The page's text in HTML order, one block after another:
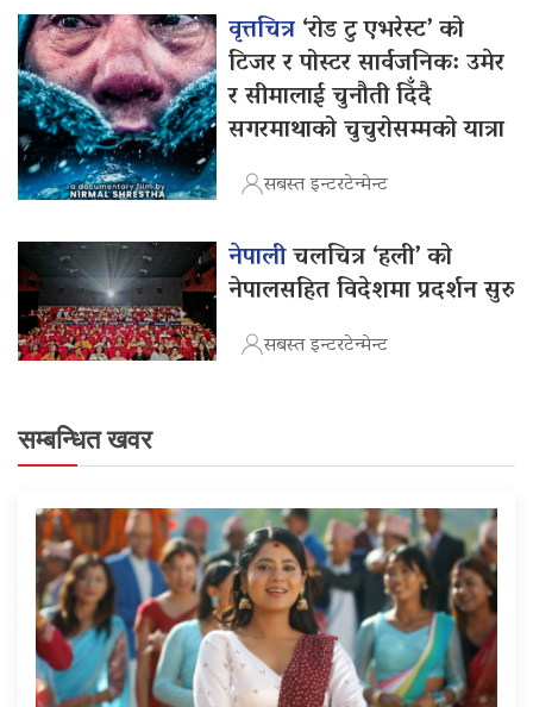
वृत्तचित्र‘रोड टु एभरेस्ट’ को
टिजर र पोस्टर सार्वजनिक: उमेर
र सीमालाई चुनौती दिँदै
सगरमाथाको चुचुरोसम्मको यात्रा
सबस्त इन्टरटेन्मेन्ट
नेपालीचलचित्र ‘हली’ को
नेपालसहित विदेशमा प्रदर्शन सुरु
सबस्त इन्टरटेन्मेन्ट
सम्बन्धित खवर